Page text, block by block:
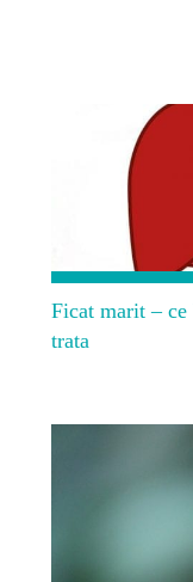
Ficat marit – ce
trata